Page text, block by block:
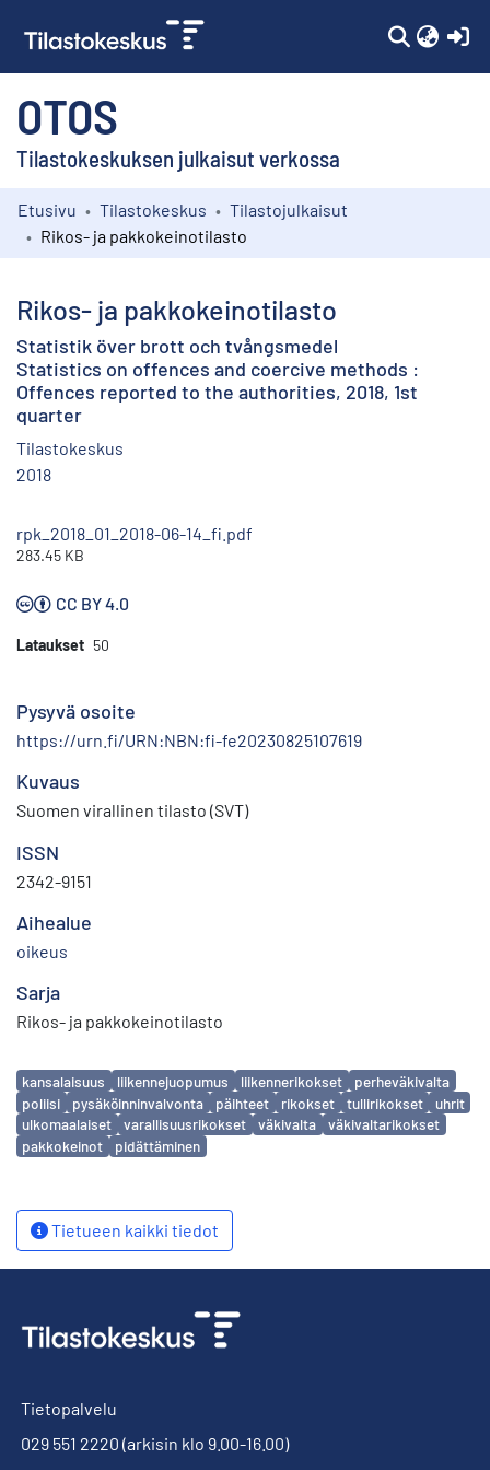
OTOS
Tilastokeskuksen julkaisut verkossa
Kokoelmat
Etusivu Tilastokeskus
Tilastojulkaisut
Rikos- ja pakkokeinotilasto
Rikos- ja pakkokeinotilasto
Statistik över brott och tvångsmedel
Statistics on offences and coercive methods :
Offences reported to the authorities, 2018, 1st
quarter
Tilastokeskus
2018
rpk_2018_01_2018-06-14_fi.pdf
283.45 KB
CC BY 4.0
Lataukset 50
Pysyvä osoite
https://urn.fi/URN:NBN:fi-fe20230825107619
Kuvaus
Suomen virallinen tilasto (SVT)
ISSN
2342-9151
Aihealue
oikeus
Sarja
Rikos- ja pakkokeinotilasto
Avainsanat
kansalaisuus liikennejuopumus liikennerikokset
perheväkivalta
poliisi
pysäköinninvalvonta päihteet rikokset tullirikokset
uhrit
ulkomaalaiset
varallisuusrikokset väkivalta
väkivaltarikokset
pakkokeinot
pidättäminen
Tietueen kaikki tiedot
Tietopalvelu
029 551 2220 (arkisin klo 9.00-16.00)